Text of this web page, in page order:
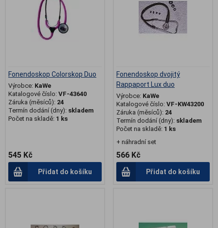
Fonendoskop Colorskop Duo
Výrobce: KaWe
Katalogové číslo: VF-43640
Záruka (měsíců): 24
Termín dodání (dny): skladem
Počet na skladě: 1 ks
545 Kč
Přidat do košíku
Fonendoskop dvojitý
Rappaport Lux duo
Výrobce: KaWe
Katalogové číslo: VF-KW43200
Záruka (měsíců): 24
Termín dodání (dny): skladem
Počet na skladě: 1 ks
+ náhradní set
566 Kč
Přidat do košíku